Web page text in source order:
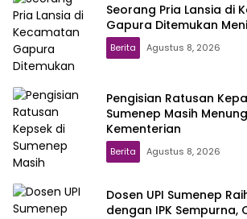
Seorang Pria Lansia di
Gapura Ditemukan
Berita Agustus 8, 2026
Pengisian Ratusan
Sumenep Masih
Kementerian
Berita Agustus 8, 2026
Dosen UPI Sumenep
dengan IPK Sempurna,